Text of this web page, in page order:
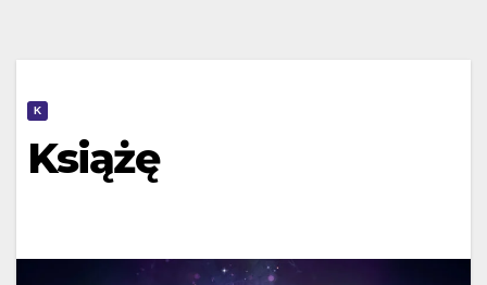
K
Książę